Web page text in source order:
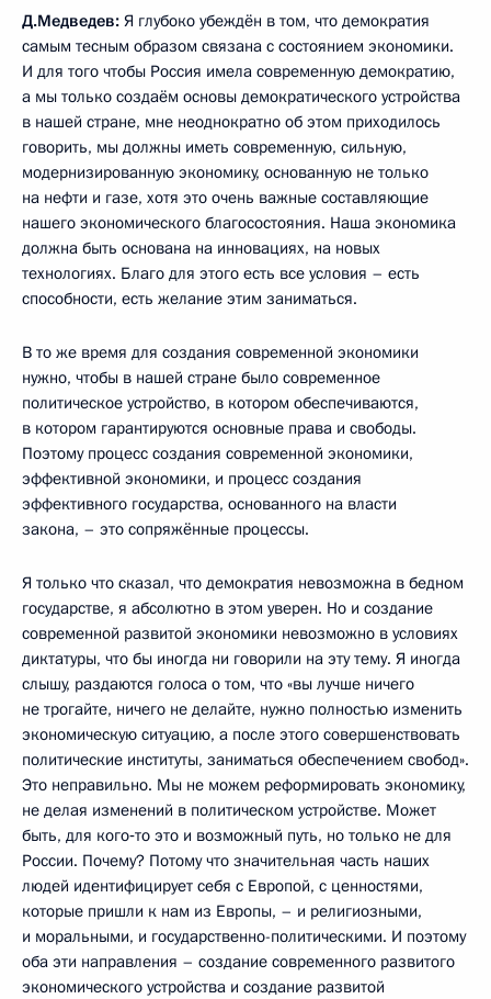
Д.Медведев: Я глубоко убеждён в том, что демократия
самым тесным образом связана с состоянием экономики.
И для того чтобы Россия имела современную демократию,
а мы только создаём основы демократического устройства
в нашей стране, мне неоднократно об этом приходилось
говорить, мы должны иметь современную, сильную,
модернизированную экономику, основанную не только
на нефти и газе, хотя это очень важные составляющие
нашего экономического благосостояния. Наша экономика
должна быть основана на инновациях, на новых
технологиях. Благо для этого есть все условия – есть
способности, есть желание этим заниматься.
В то же время для создания современной экономики
нужно, чтобы в нашей стране было современное
политическое устройство, в котором обеспечиваются,
в котором гарантируются основные права и свободы.
Поэтому процесс создания современной экономики,
эффективной экономики, и процесс создания
эффективного государства, основанного на власти
закона, – это сопряжённые процессы.
Я только что сказал, что демократия невозможна в бедном
государстве, я абсолютно в этом уверен. Но и создание
современной развитой экономики невозможно в условиях
диктатуры, что бы иногда ни говорили на эту тему. Я иногда
слышу, раздаются голоса о том, что «вы лучше ничего
не трогайте, ничего не делайте, нужно полностью изменить
экономическую ситуацию, а после этого совершенствовать
политические институты, заниматься обеспечением свобод».
Это неправильно. Мы не можем реформировать экономику,
не делая изменений в политическом устройстве. Может
быть, для кого‑то это и возможный путь, но только не для
России. Почему? Потому что значительная часть наших
людей идентифицирует себя с Европой, с ценностями,
которые пришли к нам из Европы, – и религиозными,
и моральными, и государственно-политическими. И поэтому
оба эти направления – создание современного развитого
экономического устройства и создание развитой